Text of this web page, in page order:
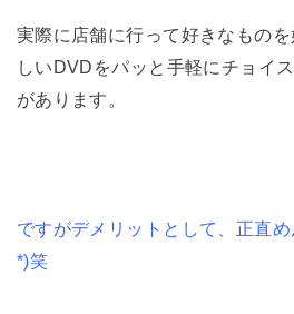
実際に店舗に行って好きなもの
しいDVDをパッと手軽にチョイ
があります。
ですがデメリットとして、正直
*)笑